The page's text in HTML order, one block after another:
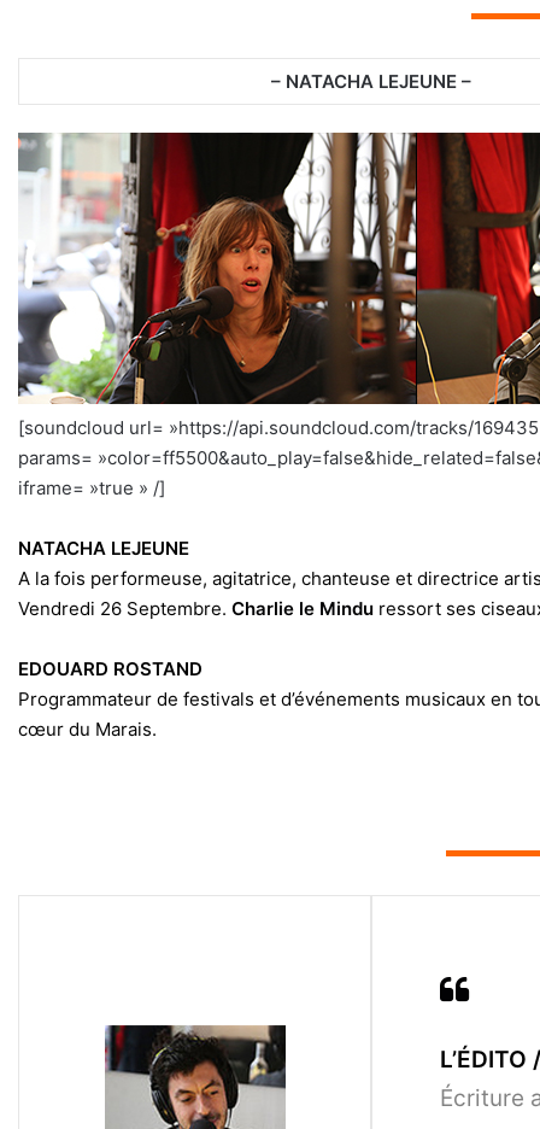
– NATACHA LEJEUNE –
[soundcloud url= »https://api.soundcloud.com/tracks/
params=
iframe= »true » /]
NATACHA LEJEUNE
A la fois performeuse, agitatrice, chanteuse et directrice
Vendredi 26 Septembre. Charlie le Mindu ressort ses
EDOUARD ROSTAND
Programmateur de festivals et d’événements musicaux en
cœur du Marais.
Écriture